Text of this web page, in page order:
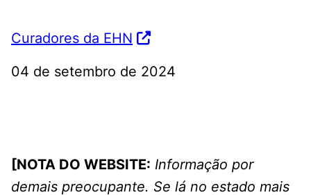
Curadores da EHN
04 de setembro de 2024
[NOTA DO WEBSITE: Informação por
demais preocupante. Se lá no estado mais